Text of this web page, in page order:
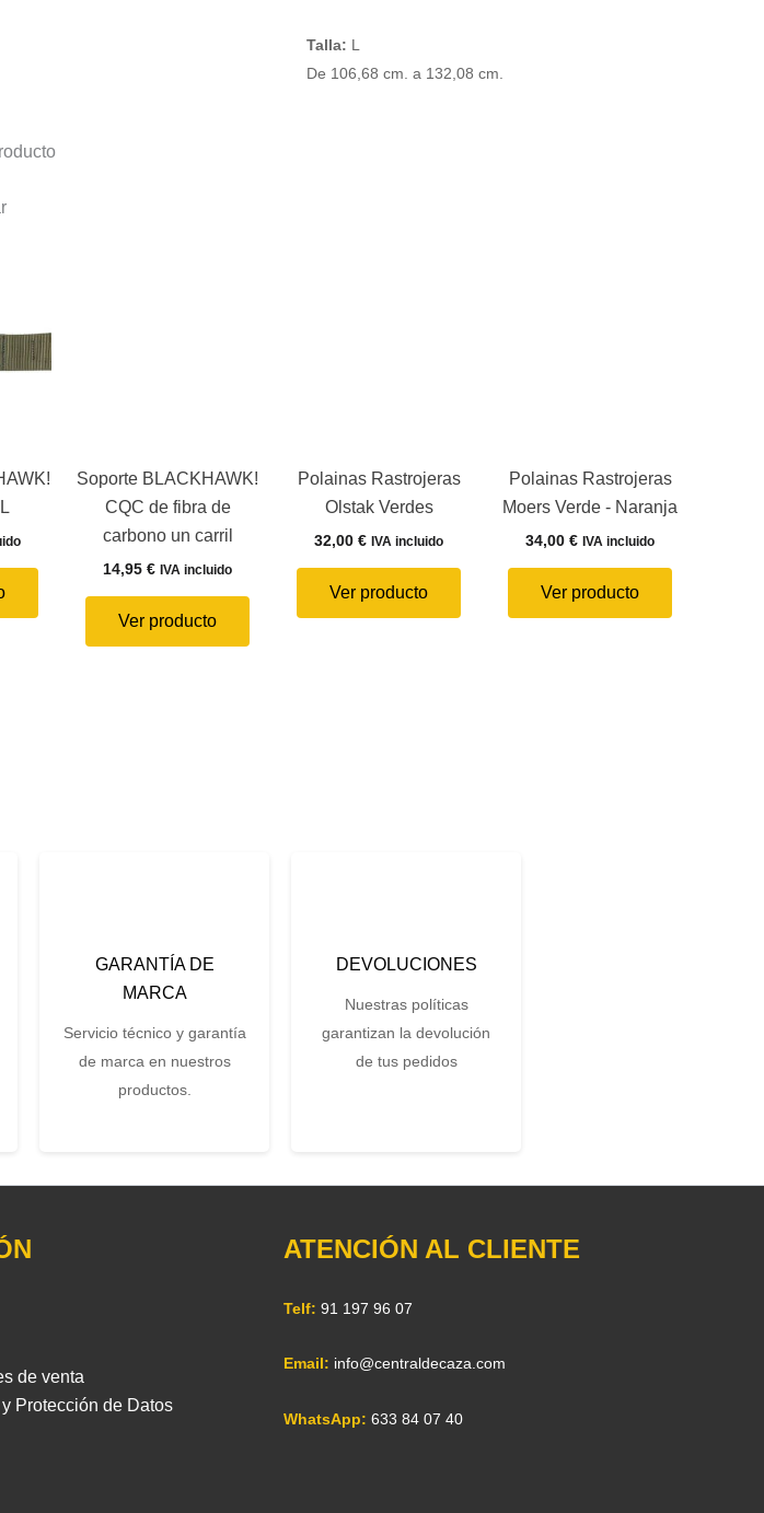
Talla: L
De 106,68 cm. a 132,08 cm.
Soporte BLACKHAWK!
CQC de fibra de
carbono un carril
14,95€ IVA incluido
Ver producto
Polainas Rastrojeras
Olstak Verdes
32,00€ IVA incluido
Ver producto
Polainas Rastrojeras
Moers Verde - Naranja
34,00€ IVA incluido
Ver producto
GARANTÍA DE
MARCA
Servicio técnico y garantía
de marca en nuestros
productos.
DEVOLUCIONES
Nuestras políticas
garantizan la devolución
de tus pedidos
de venta
Protección de Datos
ATENCIÓN AL CLIENTE
Telf: 91 197 96 07
Email: info@centraldecaza.com
WhatsApp: 633 84 07 40